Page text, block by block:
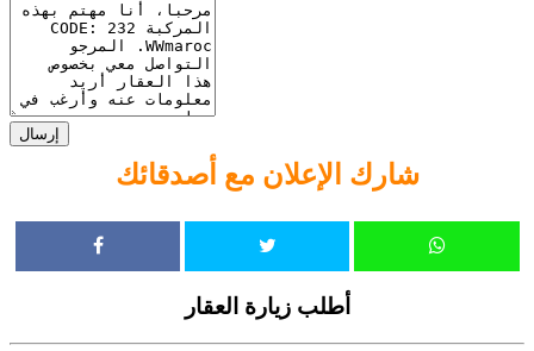
إرسال
شارك الإعلان مع أصدقائك
أطلب زيارة العقار